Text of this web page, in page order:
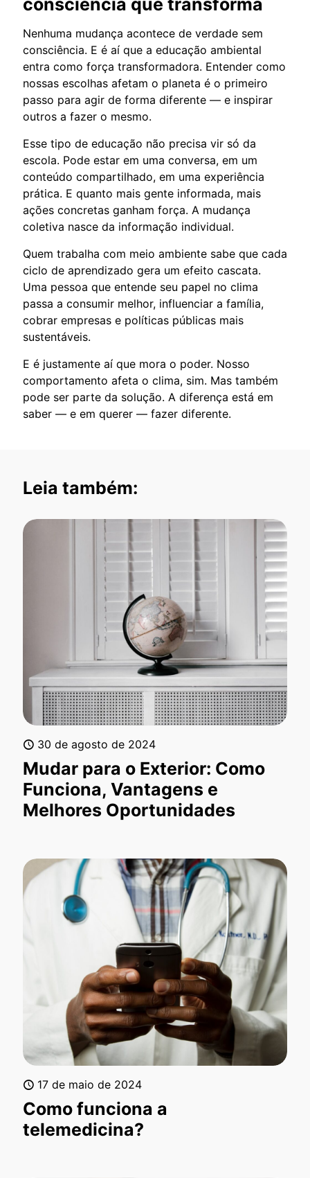
Nenhuma mudança acontece de verdade sem
consciência. E é aí que a educação ambiental
entra como força transformadora. Entender como
nossas escolhas afetam o planeta é o primeiro
passo para agir de forma diferente — e inspirar
outros a fazer o mesmo.
Esse tipo de educação não precisa vir só da
escola. Pode estar em uma conversa, em um
conteúdo compartilhado, em uma experiência
prática. E quanto mais gente informada, mais
ações concretas ganham força. A mudança
coletiva nasce da informação individual.
Quem trabalha com meio ambiente sabe que cada
ciclo de aprendizado gera um efeito cascata.
Uma pessoa que entende seu papel no clima
passa a consumir melhor, influenciar a família,
cobrar empresas e políticas públicas mais
sustentáveis.
E é justamente aí que mora o poder. Nosso
comportamento afeta o clima, sim. Mas também
pode ser parte da solução. A diferença está em
saber — e em querer — fazer diferente.
Leia também:
30 de agosto de 2024
Mudar para o Exterior: Como
Funciona, Vantagens e
Melhores Oportunidades
17 de maio de 2024
Como funciona a
telemedicina?